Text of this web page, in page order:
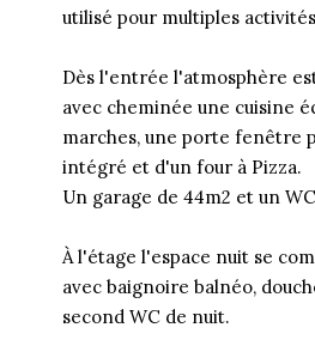
utilisé pour multiples
Dès l'entrée l'atmosphère
avec cheminée une cuisine
marches, une porte fenêtre
intégré et d'un four à Pizza.
Un garage de 44m2 et un
À l'étage l'espace nuit se
avec baignoire balnéo,
second WC de nuit.